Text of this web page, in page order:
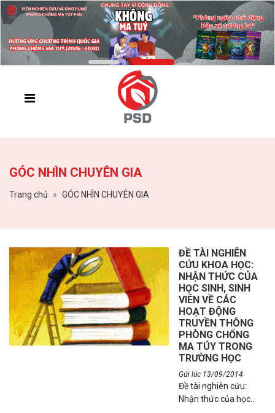
GÓC NHÌN CHUYÊN GIA
Trang chủ GÓC NHÌN CHUYÊN GIA
ĐỀ TÀI NGHIÊN
CỨU KHOA HỌC:
NHẬN THỨC CỦA
HỌC SINH, SINH
VIÊN VỀ CÁC
HOẠT ĐỘNG
TRUYỀN THÔNG
PHÒNG CHỐNG
MA TÚY TRONG
TRƯỜNG HỌC
Gửi lúc 13/09/2014
Đề tài nghiên cứu:
Nhận thức của học